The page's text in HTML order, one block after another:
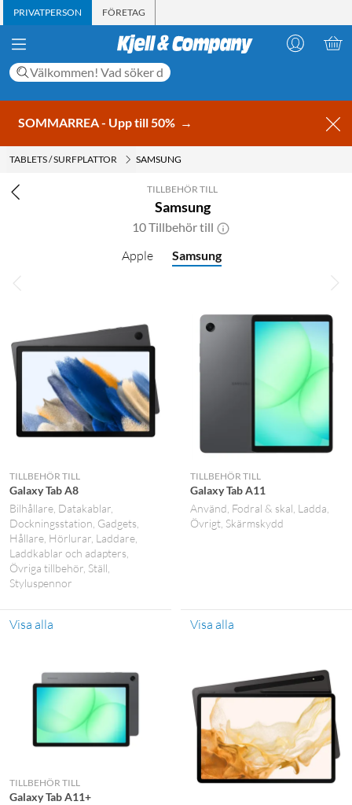
PRIVATPERSON FÖRETAG
SOMMARREA - Upp till 50% →
TABLETS / SURFPLATTOR SAMSUNG
TILLBEHÖR TILL
Samsung
10 Tillbehör till
Apple Samsung
TILLBEHÖR TILL
Galaxy Tab A8
Bilhållare Datakablar
Dockningsstation Gadgets
Hållare Hörlurar Laddare
Laddkablar och adapters
Övriga tillbehör Ställ
Styluspennor
Visa alla
TILLBEHÖR TILL
Galaxy Tab A11
Använd Fodral & skal Ladda
Övrigt Skärmskydd
Visa alla
TILLBEHÖR TILL
Galaxy Tab A11+